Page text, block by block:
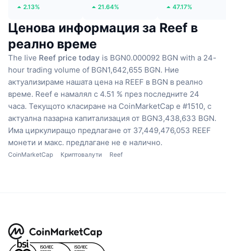
2.13% 21.64% 47.17%
Ценова информация за Reef в
реално време
The live Reef price today is BGN0.000092 BGN with a 24-
hour trading volume of BGN1,642,655 BGN. Ние
актуализираме нашата цена на REEF в BGN в реално
време. Reef е намалял с 4.51 % през последните 24
часа. Текущото класиране на CoinMarketCap е #1510, с
актуална пазарна капитализация от BGN3,438,633 BGN.
Има циркулиращо предлагане от 37,449,476,053 REEF
монети и макс. предлагане не е налично.
CoinMarketCap Криптовалути Reef